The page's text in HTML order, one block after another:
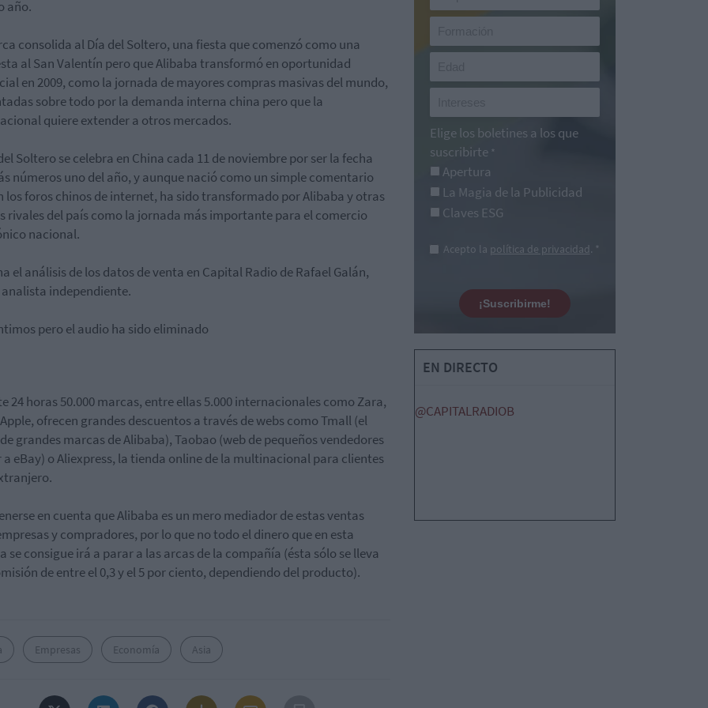
año.
consolida al Día del Soltero, una fiesta que comenzó como una
al San Valentín pero que Alibaba transformó en oportunidad
en 2009, como la jornada de mayores compras masivas del mundo,
sobre todo por la demanda interna china pero que la
quiere extender a otros mercados.
Soltero se celebra en China cada 11 de noviembre por ser la fecha
números uno del año, y aunque nació como un simple comentario
los foros chinos de internet, ha sido transformado por Alibaba y otras
rivales del país como la jornada más importante para el comercio
nacional.
el análisis de los datos de venta en Capital Radio de Rafael Galán,
independiente.
pero el audio ha sido eliminado
24 horas 50.000 marcas, entre ellas 5.000 internacionales como Zara,
ofrecen grandes descuentos a través de webs como Tmall (el
grandes marcas de Alibaba), Taobao (web de pequeños vendedores
eBay) o Aliexpress, la tienda online de la multinacional para clientes
en cuenta que Alibaba es un mero mediador de estas ventas
y compradores, por lo que no todo el dinero que en esta
se consigue irá a parar a las arcas de la compañía (ésta sólo se lleva
de entre el 0,3 y el 5 por ciento, dependiendo del producto).
Empresas Economía Asia
Elige los boletines a los que
suscribirte *
Apertura
La Magia de la Publicidad
Claves ESG
Acepto la política de privacidad. *
¡Suscribirme!
EN DIRECTO
@CAPITALRADIOB